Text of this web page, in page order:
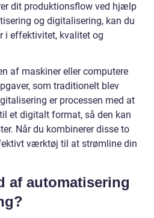
dit produktionsflow ved hjælp
og digitalisering, kan du
i effektivitet, kvalitet og
af maskiner eller computere
som traditionelt blev
er processen med at
et digitalt format, så den kan
Når du kombinerer disse to
værktøj til at strømline din
af automatisering